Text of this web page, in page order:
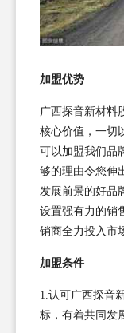
加盟优势
广西探音新材料
核心价值，一切
可以加盟我们品
够的理由令您伸
发展前景的好品
设置强有力的销
销商全力投入市
加盟条件
1.认可广西探音
标，有着共同发